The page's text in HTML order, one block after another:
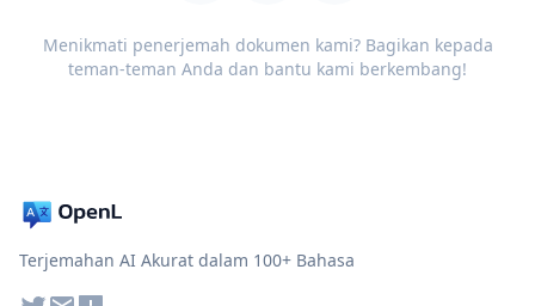
Menikmati penerjemah dokumen kami? Bagikan kepada
teman-teman Anda dan bantu kami berkembang!
Terjemahan AI Akurat dalam 100+ Bahasa